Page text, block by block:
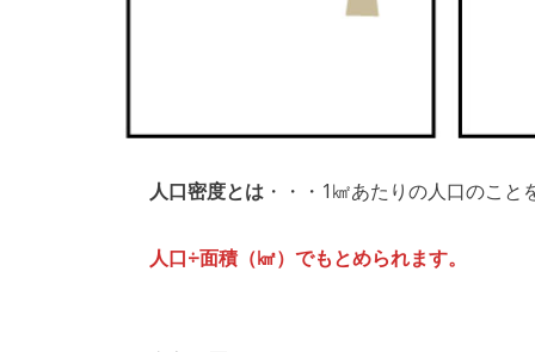
人口密度とは・・・1㎢あたりの人口のこと
人口÷面積（㎢）でもとめられます。